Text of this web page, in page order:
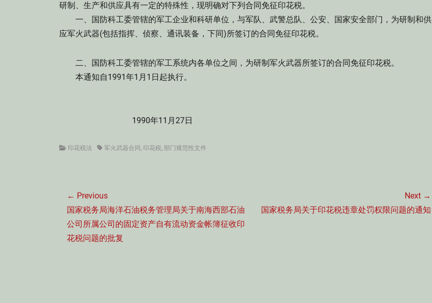
研制、生产和供应具有一定的特殊性，现明确对下列合同免征印花税。
一、国防科工委管辖的军工企业和科研单位，与军队、武警总队、公安、国家安全部门，为研制和供
应军火武器(包括指挥、侦察、通讯装备，下同)所签订的合同免征印花税。
二、国防科工委管辖的军工系统内各单位之间，为研制军火武器所签订的合同免征印花税。
本通知自1991年1月1日起执行。
1990年11月27日
Categories
印花税法 Tags军火武器合同 , 印花税, 部门规范性文件
章
导
航
← Previous
Previous
post:
国家税务局海洋石油税务管理局关于南海西部石油
公司所属公司的固定资产自有流动资金帐簿征收印
花税问题的批复
Next →
Next国家税务局关于印花税违章处罚权限问题的通知